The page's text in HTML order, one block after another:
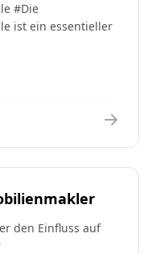
#Die
ist ein essentieller
den Einfluss auf